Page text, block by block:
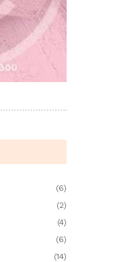
(6)
(2)
(4)
(6)
(14)